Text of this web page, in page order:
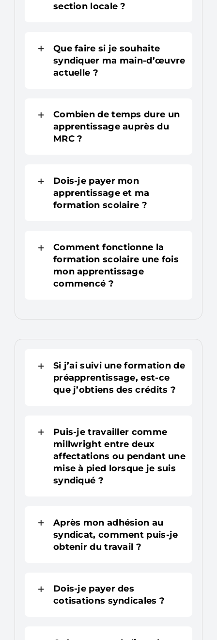
section locale ?
Que faire si je souhaite
syndiquer ma main-d’œuvre
actuelle ?
Combien de temps dure un
apprentissage auprès du
MRC ?
Dois-je payer mon
apprentissage et ma
formation scolaire ?
Comment fonctionne la
formation scolaire une fois
mon apprentissage
commencé ?
Si j’ai suivi une formation de
préapprentissage, est-ce
que j’obtiens des crédits ?
Puis-je travailler comme
millwright entre deux
affectations ou pendant une
mise à pied lorsque je suis
syndiqué ?
Après mon adhésion au
syndicat, comment puis-je
obtenir du travail ?
Dois-je payer des
cotisations syndicales ?